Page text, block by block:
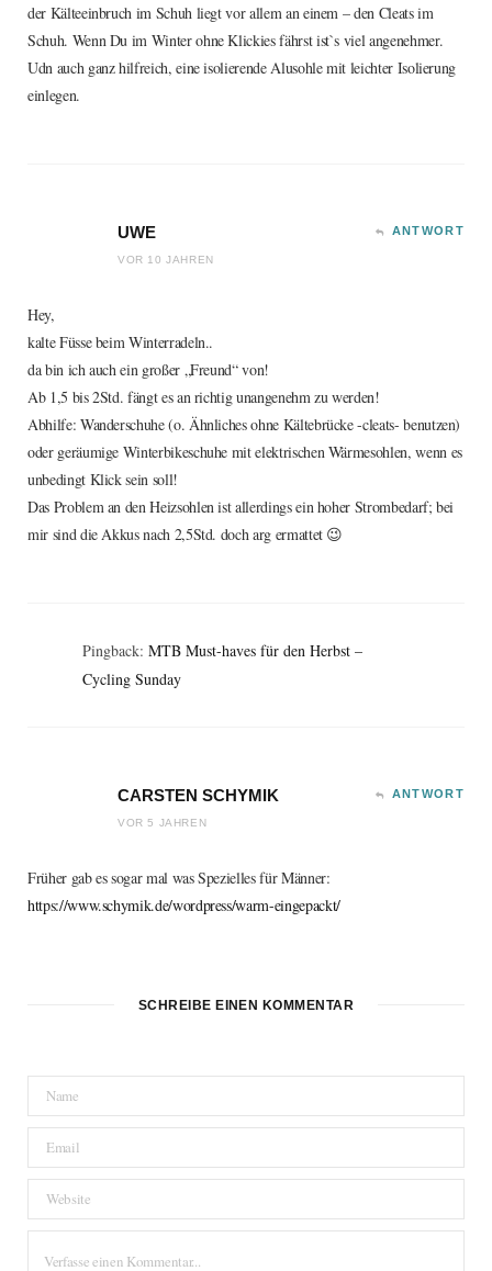
der Kälteeinbruch im Schuh liegt vor allem an einem – den Cleats im
Schuh. Wenn Du im Winter ohne Klickies fährst ist`s viel angenehmer.
Udn auch ganz hilfreich, eine isolierende Alusohle mit leichter Isolierung
einlegen.
UWE
VOR 10 JAHREN
ANTWORT
Hey,
kalte Füsse beim Winterradeln..
da bin ich auch ein großer „Freund“ von!
Ab 1,5 bis 2Std. fängt es an richtig unangenehm zu werden!
Abhilfe: Wanderschuhe (o. Ähnliches ohne Kältebrücke -cleats- benutzen)
oder geräumige Winterbikeschuhe mit elektrischen Wärmesohlen, wenn es
unbedingt Klick sein soll!
Das Problem an den Heizsohlen ist allerdings ein hoher Strombedarf; bei
mir sind die Akkus nach 2,5Std. doch arg ermattet 😉
Pingback: MTB Must-haves für den Herbst –
Cycling Sunday
CARSTEN SCHYMIK
VOR 5 JAHREN
ANTWORT
Früher gab es sogar mal was Spezielles für Männer:
https://www.schymik.de/wordpress/warm-eingepackt/
SCHREIBE EINEN KOMMENTAR